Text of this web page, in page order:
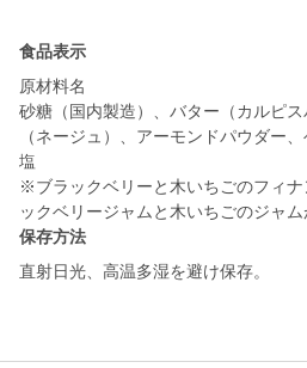
食品表示
原材料名
砂糖（国内製造）、バター（カルピ
（ネージュ）、アーモンドパウダー
塩
※ブラックベリーと木いちごのフィ
ックベリージャムと木いちごのジャム
保存方法
直射日光、高温多湿を避け保存。